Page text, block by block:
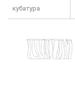
кубатура